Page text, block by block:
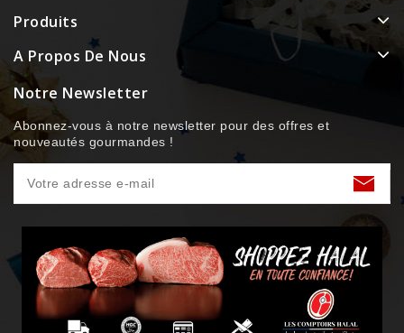
Produits
A Propos De Nous
Notre Newsletter
Abonnez-vous à notre newsletter pour des offres et
nouveautés gourmandes !